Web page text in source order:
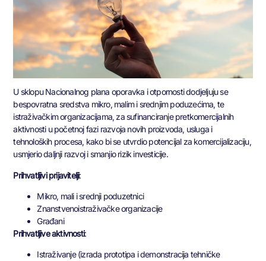
U sklopu Nacionalnog plana oporavka i otpornosti dodjeljuju se
bespovratna sredstva mikro, malim i srednjim poduzećima, te
istraživačkim organizacijama, za sufinanciranje pretkomercijalnih
aktivnosti u početnoj fazi razvoja novih proizvoda, usluga i
tehnoloških procesa, kako bi se utvrdio potencijal za komercijalizaciju,
usmjerio daljnji razvoj i smanjio rizik investicije.
Prihvatljivi prijavitelji:
Mikro, mali i srednji poduzetnici
Znanstvenoistraživačke organizacije
Građani
Prihvatljive aktivnosti:
Istraživanje (izrada prototipa i demonstracija tehničke